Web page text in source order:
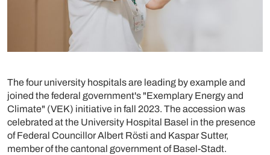
The four university hospitals are leading by example and
joined the federal government's "Exemplary Energy and
Climate" (VEK) initiative in fall 2023. The accession was
celebrated at the University Hospital Basel in the presence
of Federal Councillor Albert Rösti and Kaspar Sutter,
member of the cantonal government of Basel-Stadt.